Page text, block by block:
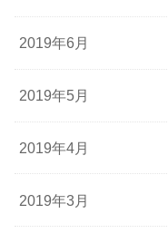
2019年6月
2019年5月
2019年4月
2019年3月